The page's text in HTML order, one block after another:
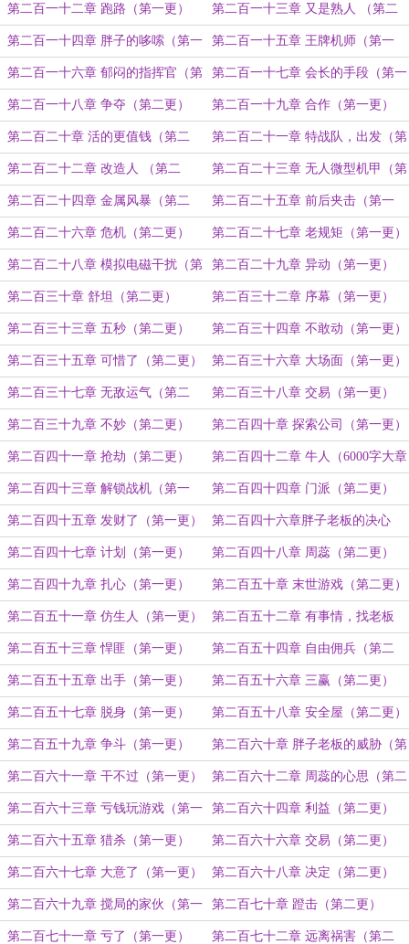
更）
第二百一十二章 跑路（第一更） 第二百一十三章 又是熟人 （第二
更）
第二百一十四章 胖子的哆嗦（第一
更）
第二百一十五章 王牌机师（第一
更）
第二百一十六章 郁闷的指挥官（第
二更）
第二百一十七章 会长的手段（第一
更）
第二百一十八章 争夺（第二更） 第二百一十九章 合作（第一更）
第二百二十章 活的更值钱（第二
更）
第二百二十一章 特战队，出发（第
一更）
第二百二十二章 改造人 （第二
更）
第二百二十三章 无人微型机甲（第
一更）
第二百二十四章 金属风暴（第二
更）
第二百二十五章 前后夹击（第一
更）
第二百二十六章 危机（第二更） 第二百二十七章 老规矩（第一更）
第二百二十八章 模拟电磁干扰（第
二更）
第二百二十九章 异动（第一更）
第二百三十章 舒坦（第二更） 第二百三十二章 序幕（第一更）
第二百三十三章 五秒（第二更） 第二百三十四章 不敢动（第一更）
第二百三十五章 可惜了（第二更） 第二百三十六章 大场面（第一更）
第二百三十七章 无敌运气（第二
更）
第二百三十八章 交易（第一更）
第二百三十九章 不妙（第二更） 第二百四十章 探索公司（第一更）
第二百四十一章 抢劫（第二更） 第二百四十二章 牛人（6000字大章
节）
第二百四十三章 解锁战机（第一
更）
第二百四十四章 门派（第二更）
第二百四十五章 发财了（第一更） 第二百四十六章胖子老板的决心
（第二更）
第二百四十七章 计划（第一更） 第二百四十八章 周蕊（第二更）
第二百四十九章 扎心（第一更） 第二百五十章 末世游戏（第二更）
第二百五十一章 仿生人（第一更） 第二百五十二章 有事情，找老板
（第二更）
第二百五十三章 悍匪（第一更） 第二百五十四章 自由佣兵（第二
更）
第二百五十五章 出手（第一更） 第二百五十六章 三赢（第二更）
第二百五十七章 脱身（第一更） 第二百五十八章 安全屋（第二更）
第二百五十九章 争斗（第一更） 第二百六十章 胖子老板的威胁（第
二更）
第二百六十一章 干不过（第一更） 第二百六十二章 周蕊的心思（第二
更）
第二百六十三章 亏钱玩游戏（第一
更）
第二百六十四章 利益（第二更）
第二百六十五章 猎杀（第一更） 第二百六十六章 交易（第二更）
第二百六十七章 大意了（第一更） 第二百六十八章 决定（第二更）
第二百六十九章 搅局的家伙（第一
更）
第二百七十章 蹬击（第二更）
第二百七十一章 亏了（第一更） 第二百七十二章 远离祸害（第二